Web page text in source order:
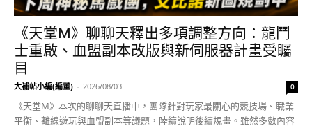
《天堂M》聊聊天釋出多項調整方向：龍鬥
士重啟、血盟副本改版與新伺服器計畫受矚
目
大補帖小編(編董) - 2026/08/03 0
《天堂M》本次的聊聊天直播中，團隊針對玩家最關心的競技場、職業
平衡、離線遊玩與血盟副本等議題，陸續說明後續規畫。雖然多數內容